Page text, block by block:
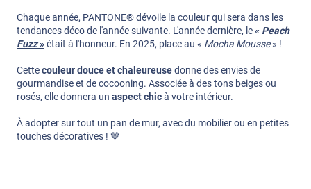
Chaque année, PANTONE® dévoile la couleur qui sera dans les
tendances déco de l'année suivante. L'année dernière, le« Peach
Fuzz»était à l'honneur. En 2025, place au « Mocha Mousse» !
Cettecouleur douce et chaleureusedonne des envies de
gourmandise et de cocooning. Associée à des tons beiges ou
rosés, elle donnera un aspect chicà votre intérieur.
À adopter sur tout un pan de mur, avec du mobilier ou en petites
touches décoratives ! 🤎